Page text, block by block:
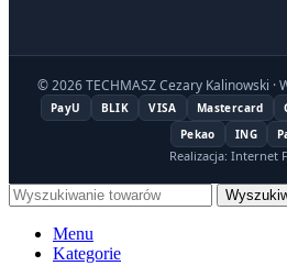
© 2026 TECHMASZ Cezary Kalinowski ·
PayU BLIK VISA Mastercard
Pekao
ING
Realizacja: Internet
Menu
Kategorie